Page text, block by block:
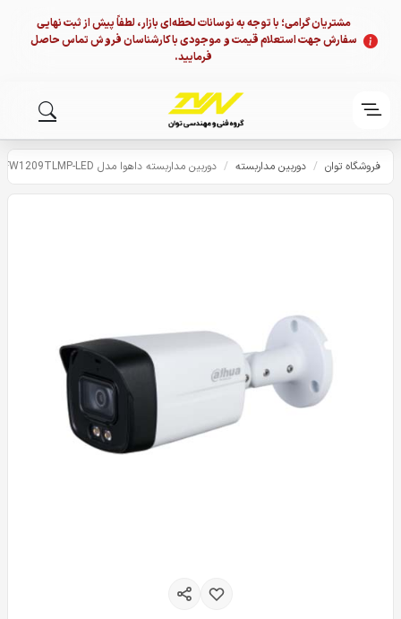
مشتریان گرامی؛ با توجه به نوسانات لحظه‌ای بازار، لطفاً پیش از ثبت نهایی
سفارش جهت استعلام قیمت و موجودی با کارشناسان فروش تماس حاصل
فرمایید.
فروشگاه توان / دوربین مداربسته / دوربین مداربسته داهوا مدل HAC-HFW1209TLMP-LED